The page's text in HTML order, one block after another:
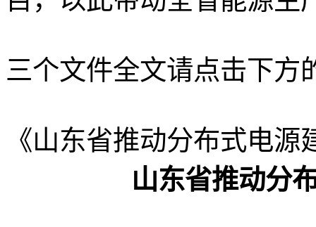
三个文件全文请点击下方
《山东省推动分布式电
山东省推动分